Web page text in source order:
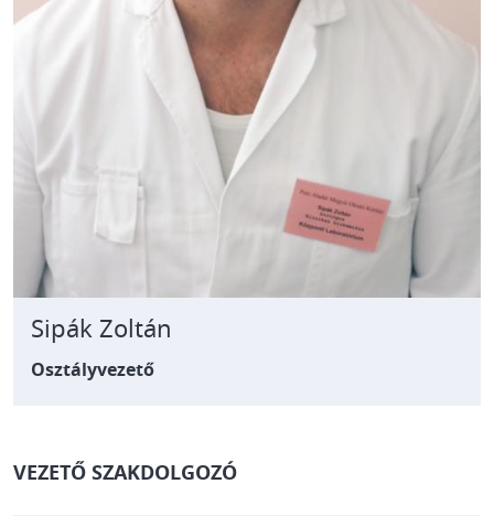
Sipák Zoltán
Osztályvezető
VEZETŐ SZAKDOLGOZÓ